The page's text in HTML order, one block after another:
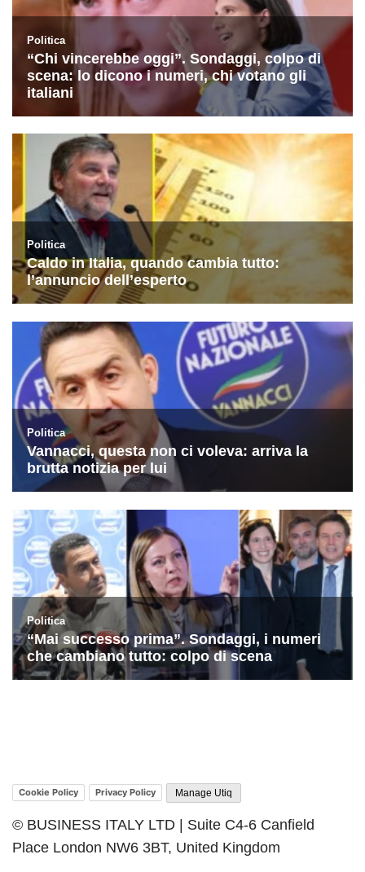
Cookie Policy Privacy Policy Manage Utiq
© BUSINESS ITALY LTD | Suite C4-6 Canfield
Place London NW6 3BT, United Kingdom